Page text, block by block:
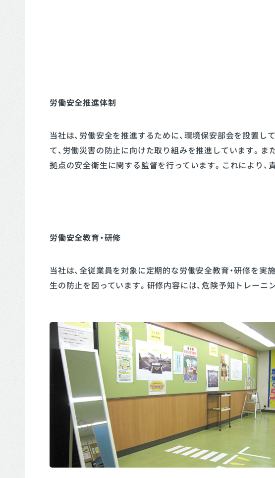
労働安全推進体制
当社は、労働安全を推進するために、環境保安部会を設置
て、労働災害の防止に向けた取り組みを推進しています。
拠点の安全衛生に関する監督を行っています。これにより
労働安全教育・研修
当社は、全従業員を対象に定期的な労働安全教育・研修を実
生の防止を図っています。研修内容には、危険予知トレーニ